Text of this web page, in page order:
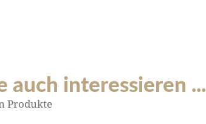
auch interessieren ...
Produkte